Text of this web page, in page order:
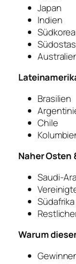
Japan
Indien
Südkorea
Brasilien
Chile
Naher Osten
Saudi-
Südafrika
Warum